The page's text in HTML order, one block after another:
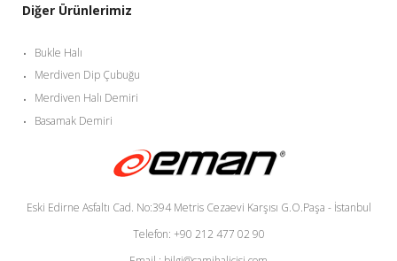
Diğer Ürünlerimiz
Bukle Halı
Merdiven Dip Çubuğu
Merdiven Halı Demiri
Basamak Demiri
Eski Edirne Asfaltı Cad. No:394 Metris Cezaevi Karşısı G.O.Paşa - İstanbul
Telefon: +90 212 477 02 90